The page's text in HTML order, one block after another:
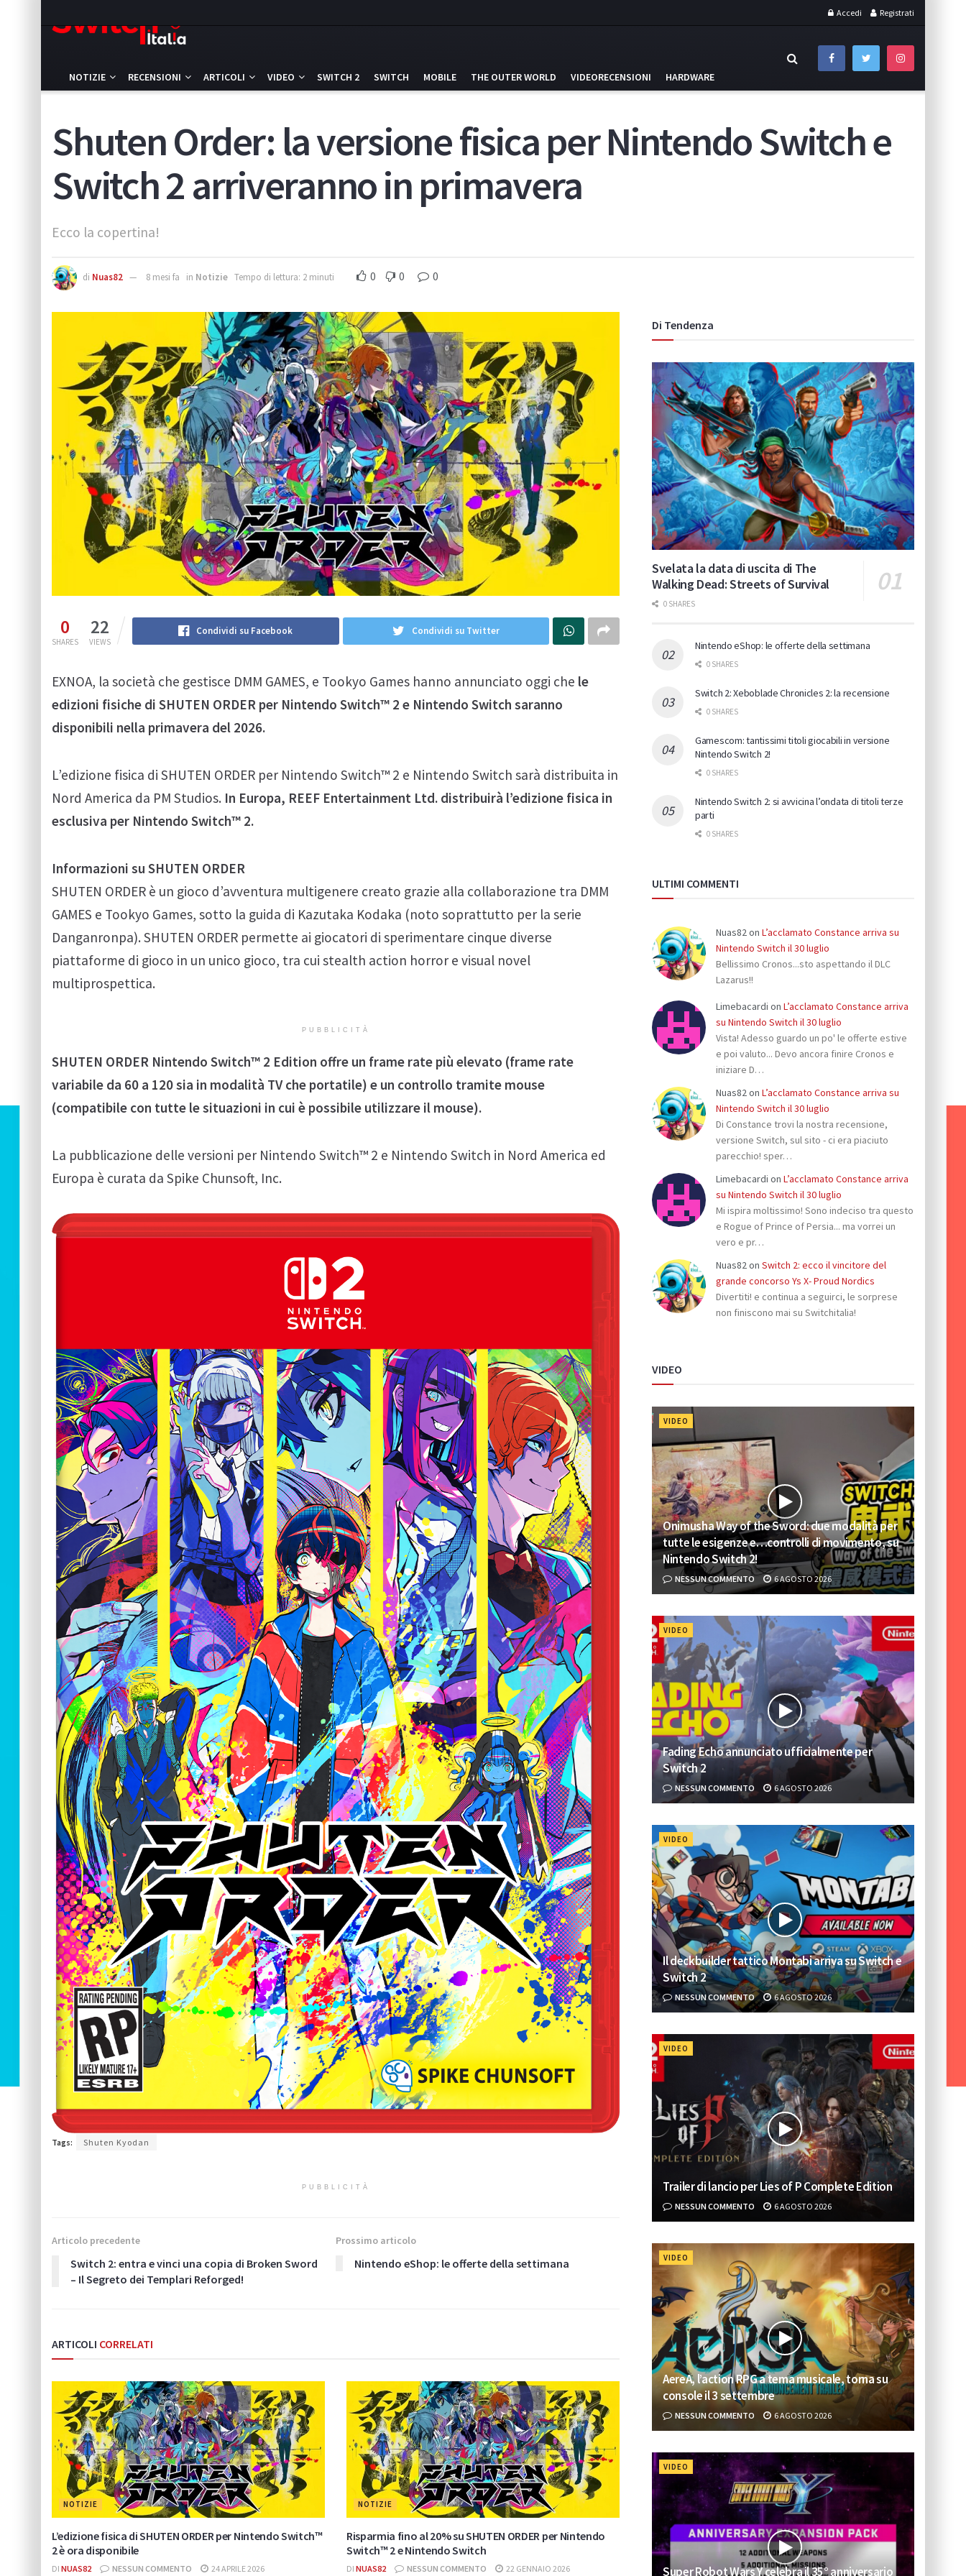
Accedi Registrati
NOTIZIE RECENSIONI ARTICOLI VIDEO SWITCH 2 SWITCH MOBILE THE OUTER WORLD VIDEORECENSIONI HARDWARE
Shuten Order: la versione fisica per Nintendo Switch e
Switch 2 arriveranno in primavera
Ecco la copertina!
di Nuas82 8 mesi fa in Notizie Tempo di lettura: 2 minuti 0 0 0
0
SHARES
22
VIEWS
Condividi su Facebook Condividi su Twitter
EXNOA, la società che gestisce DMM GAMES, e Tookyo Games hanno annunciato oggi che le
edizioni fisiche di SHUTEN ORDER per Nintendo Switch™ 2 e Nintendo Switch saranno
disponibili nella primavera del 2026.
L’edizione fisica di SHUTEN ORDER per Nintendo Switch™ 2 e Nintendo Switch sarà distribuita in
Nord America da PM Studios. In Europa, REEF Entertainment Ltd. distribuirà l’edizione fisica in
esclusiva per Nintendo Switch™ 2.
Informazioni su SHUTEN ORDER
SHUTEN ORDER è un gioco d’avventura multigenere creato grazie alla collaborazione tra DMM
GAMES e Tookyo Games, sotto la guida di Kazutaka Kodaka (noto soprattutto per la serie
Danganronpa). SHUTEN ORDER permette ai giocatori di sperimentare cinque diverse
piattaforme di gioco in un unico gioco, tra cui stealth action horror e visual novel
multiprospettica.
PUBBLICITÀ
SHUTEN ORDER Nintendo Switch™ 2 Edition offre un frame rate più elevato (frame rate
variabile da 60 a 120 sia in modalità TV che portatile) e un controllo tramite mouse
(compatibile con tutte le situazioni in cui è possibile utilizzare il mouse).
La pubblicazione delle versioni per Nintendo Switch™ 2 e Nintendo Switch in Nord America ed
Europa è curata da Spike Chunsoft, Inc.
Tags: Shuten Kyodan
PUBBLICITÀ
Articolo precedente
Switch 2: entra e vinci una copia di Broken Sword
– Il Segreto dei Templari Reforged!
Prossimo articolo
Nintendo eShop: le offerte della settimana
ARTICOLI CORRELATI
NOTIZIE
L’edizione fisica di SHUTEN ORDER per Nintendo Switch™
2 è ora disponibile
DI NUAS82 NESSUN COMMENTO 24 APRILE 2026
NOTIZIE
Risparmia fino al 20% su SHUTEN ORDER per Nintendo
Switch™ 2 e Nintendo Switch
DI NUAS82 NESSUN COMMENTO 22 GENNAIO 2026
Di Tendenza
Svelata la data di uscita di The
Walking Dead: Streets of Survival
0 SHARES
Nintendo eShop: le offerte della settimana
0 SHARES
Switch 2: Xeboblade Chronicles 2: la recensione
0 SHARES
Gamescom: tantissimi titoli giocabili in versione
Nintendo Switch 2!
0 SHARES
Nintendo Switch 2: si avvicina l’ondata di titoli terze
parti
0 SHARES
ULTIMI COMMENTI
Nuas82on L’acclamato Constance arriva su
Nintendo Switch il 30 luglio
Bellissimo Cronos...sto aspettando il DLC
Lazarus!!
Limebacardi on L’acclamato Constance arriva
su Nintendo Switch il 30 luglio
Vista! Adesso guardo un po' le offerte estive
e poi valuto... Devo ancora finire Cronos e
iniziare D…
Nuas82on L’acclamato Constance arriva su
Nintendo Switch il 30 luglio
Di Constance trovi la nostra recensione,
versione Switch, sul sito - ci era piaciuto
parecchio! sper…
Limebacardi on L’acclamato Constance arriva
su Nintendo Switch il 30 luglio
Mi ispira moltissimo! Sono indeciso tra questo
e Rogue of Prince of Persia... ma vorrei un
vero e pr…
Nuas82on Switch 2: ecco il vincitore del
grande concorso Ys X- Proud Nordics
Divertiti! e continua a seguirci, le sorprese
non finiscono mai su Switchitalia!
VIDEO
VIDEO
Onimusha Way of the Sword: due modalità per
tutte le esigenze e…controlli di movimento, su
Nintendo Switch 2!
NESSUN COMMENTO 6 AGOSTO 2026
VIDEO
Fading Echo annunciato ufficialmente per
Switch 2
NESSUN COMMENTO 6 AGOSTO 2026
VIDEO
Il deckbuilder tattico Montabi arriva su Switch e
Switch 2
NESSUN COMMENTO 6 AGOSTO 2026
VIDEO
Trailer di lancio per Lies of P Complete Edition
NESSUN COMMENTO 6 AGOSTO 2026
VIDEO
AereA, l’action RPG a tema musicale, torna su
console il 3 settembre
NESSUN COMMENTO 6 AGOSTO 2026
VIDEO
Super Robot Wars Y celebra il 35° anniversario